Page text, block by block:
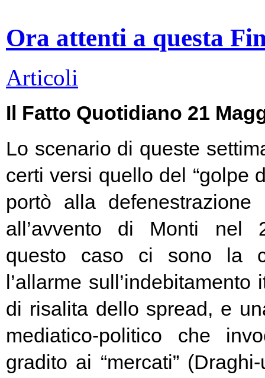
Ora attenti a questa
Articoli
Il Fatto Quotidiano 21
Lo scenario di queste
certi versi quello del “golpe
portò alla
all’avvento di Monti nel
questo caso ci sono la
l’allarme
di risalita dello spread, e
mediatico-politico che
gradito ai “mercati”